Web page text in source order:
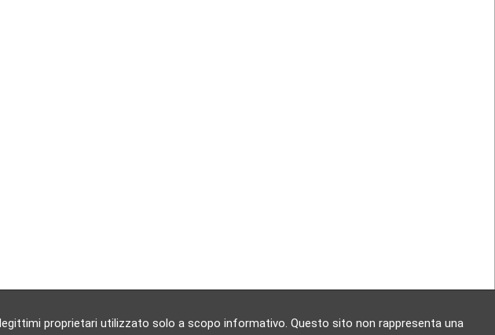
proprietari utilizzato solo a scopo informativo. Questo sito non rappresenta una